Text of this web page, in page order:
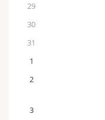
29
30
31
1
2
3